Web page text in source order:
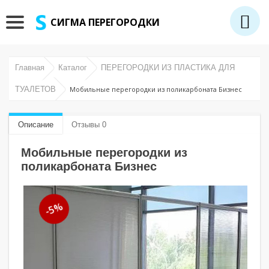
СИГМА ПЕРЕГОРОДКИ
Главная Каталог ПЕРЕГОРОДКИ ИЗ ПЛАСТИКА ДЛЯ
ТУАЛЕТОВ Мобильные перегородки из поликарбоната Бизнес
Описание Отзывы 0
Мобильные перегородки из
поликарбоната Бизнес
-5%